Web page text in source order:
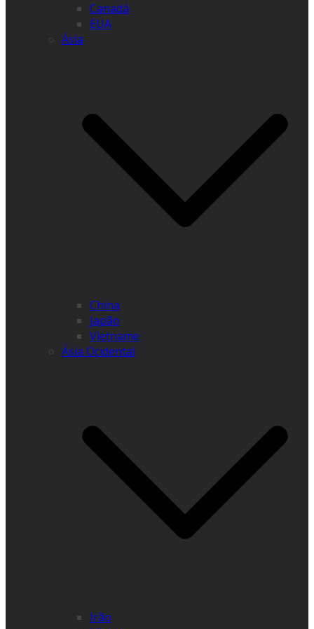
Canadá
EUA
Ásia
China
Japão
Vietname
Ásia Ocidental
Irão